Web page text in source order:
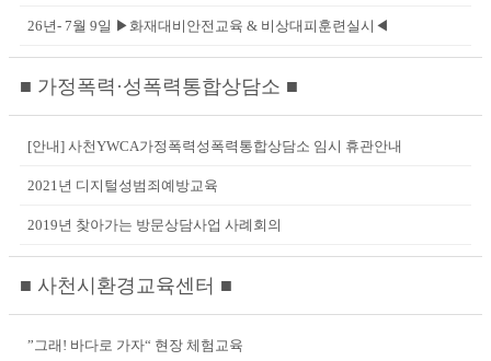
26년- 7월 9일 ▶화재대비안전교육 & 비상대피훈련실시◀
■ 가정폭력·성폭력통합상담소 ■
[안내] 사천YWCA가정폭력성폭력통합상담소 임시 휴관안내
2021년 디지털성범죄예방교육
2019년 찾아가는 방문상담사업 사례회의
■ 사천시환경교육센터 ■
”그래! 바다로 가자“ 현장 체험교육